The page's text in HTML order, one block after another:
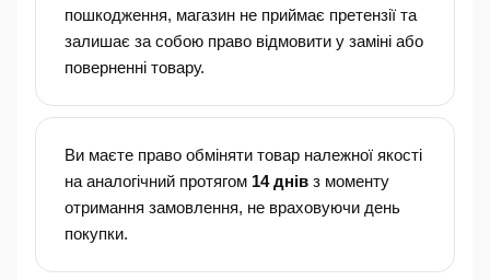
пошкодження, магазин не приймає претензії та
залишає за собою право відмовити у заміні або
поверненні товару.
Ви маєте право обміняти товар належної якості
на аналогічний протягом 14 днів з моменту
отримання замовлення, не враховуючи день
покупки.